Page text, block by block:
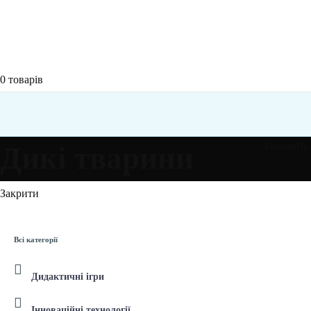
0 товарів
Закрити
Всі категорії
Дидактичні ігри